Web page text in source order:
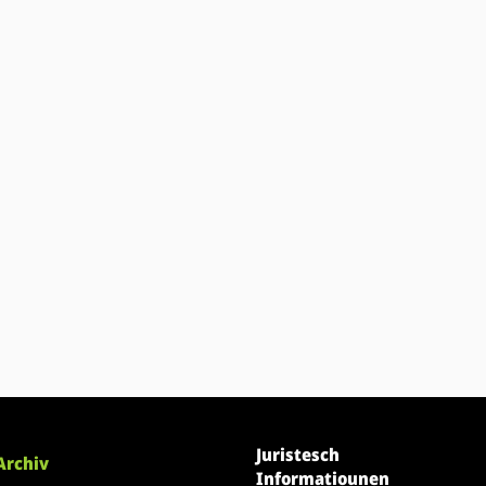
Juristesch
Informatiounen